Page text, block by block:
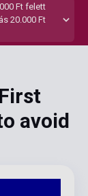
Ft felett
20.000 Ft
avoid